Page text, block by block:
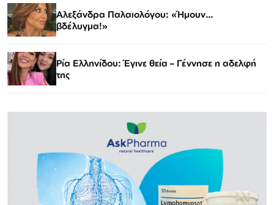
Αλεξάνδρα Παλαιολόγου: «Ήμουν…
βδέλυγμα!»
Ρία Ελληνίδου: Έγινε θεία – Γέννησε η αδελφή
της